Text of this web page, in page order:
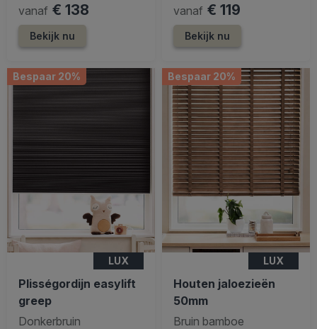
vanaf € 138
Bekijk nu
vanaf € 119
Bekijk nu
Bespaar 20%
LUX
Plisségordijn easylift
greep
Donkerbruin
Bespaar 20%
LUX
Houten jaloezieën
50mm
Bruin bamboe